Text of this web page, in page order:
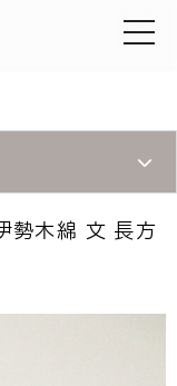
toggle
勢木綿 文 長方